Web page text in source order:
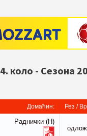
4. коло - Сезона
Домаћин: Рез /
Раднички (Н)